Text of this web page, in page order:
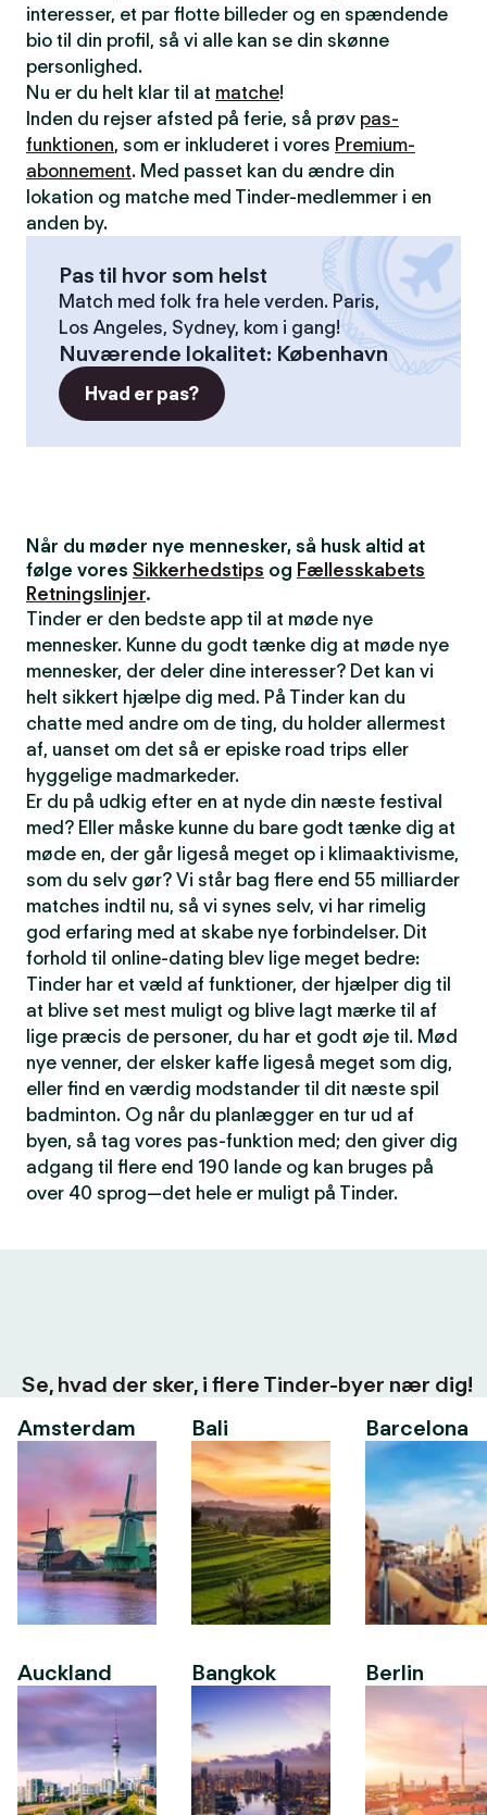
interesser, et par flotte billeder og en spændende
bio til din profil, så vi alle kan se din skønne
personlighed.
Nu er du helt klar til at matche!
Inden du rejser afsted på ferie, så prøv pas-
funktionen, som er inkluderet i vores Premium-
abonnement. Med passet kan du ændre din
lokation og matche med Tinder-medlemmer i en
anden by.
Pas til hvor som helst
Match med folk fra hele verden. Paris,
Los Angeles, Sydney, kom i gang!
Nuværende lokalitet: København
Hvad er pas?
Når du møder nye mennesker, så husk altid at
følge vores Sikkerhedstips og Fællesskabets
Retningslinjer.
Tinder er den bedste app til at møde nye
mennesker. Kunne du godt tænke dig at møde nye
mennesker, der deler dine interesser? Det kan vi
helt sikkert hjælpe dig med. På Tinder kan du
chatte med andre om de ting, du holder allermest
af, uanset om det så er episke road trips eller
hyggelige madmarkeder.
Er du på udkig efter en at nyde din næste festival
med? Eller måske kunne du bare godt tænke dig at
møde en, der går ligeså meget op i klimaaktivisme,
som du selv gør? Vi står bag flere end 55 milliarder
matches indtil nu, så vi synes selv, vi har rimelig
god erfaring med at skabe nye forbindelser. Dit
forhold til online-dating blev lige meget bedre:
Tinder har et væld af funktioner, der hjælper dig til
at blive set mest muligt og blive lagt mærke til af
lige præcis de personer, du har et godt øje til. Mød
nye venner, der elsker kaffe ligeså meget som dig,
eller find en værdig modstander til dit næste spil
badminton. Og når du planlægger en tur ud af
byen, så tag vores pas-funktion med; den giver dig
adgang til flere end 190 lande og kan bruges på
over 40 sprog—det hele er muligt på Tinder.
Se, hvad der sker, i flere Tinder-byer nær dig!
Amsterdam
Auckland
Bali
Bangkok
Barcelona
Berlin